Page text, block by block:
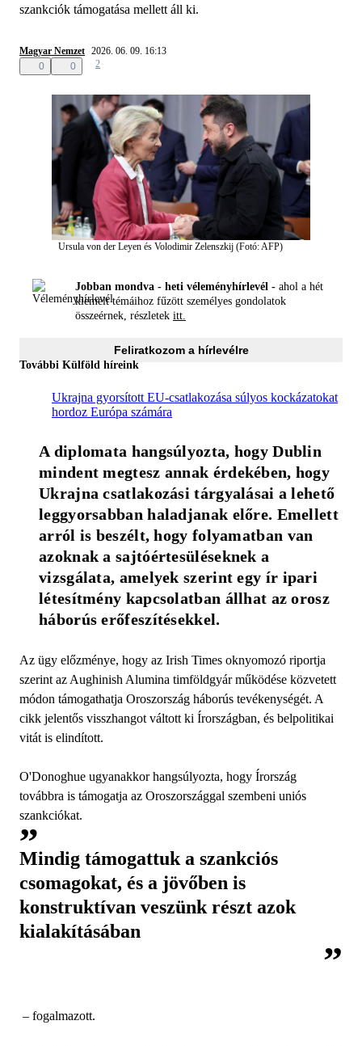
szankciók támogatása mellett áll ki.
Magyar Nemzet 2026. 06. 09. 16:13
0
0 2
Ursula von der Leyen és Volodimir Zelenszkij (Fotó: AFP)
Jobban mondva - heti véleményhírlevél - ahol a hét
kiemelt témáihoz fűzött személyes gondolatok
összeérnek, részletek itt.
Feliratkozom a hírlevélre
További Külföld híreink
Ukrajna gyorsított EU-csatlakozása súlyos kockázatokat
hordoz Európa számára
A diplomata hangsúlyozta, hogy Dublin
mindent megtesz annak érdekében, hogy
Ukrajna csatlakozási tárgyalásai a lehető
leggyorsabban haladjanak előre. Emellett
arról is beszélt, hogy folyamatban van
azoknak a sajtóértesüléseknek a
vizsgálata, amelyek szerint egy ír ipari
létesítmény kapcsolatban állhat az orosz
háborús erőfeszítésekkel.
Az ügy előzménye, hogy az Irish Times oknyomozó riportja
szerint az Aughinish Alumina timföldgyár működése közvetett
módon támogathatja Oroszország háborús tevékenységét. A
cikk jelentős visszhangot váltott ki Írországban, és belpolitikai
vitát is elindított.
O'Donoghue ugyanakkor hangsúlyozta, hogy Írország
továbbra is támogatja az Oroszországgal szembeni uniós
szankciókat.
Mindig támogattuk a szankciós
csomagokat, és a jövőben is
konstruktívan veszünk részt azok
kialakításában
– fogalmazott.